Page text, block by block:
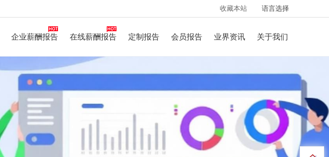
收藏本站 语言选择
企业薪酬报告 在线薪酬报告 定制报告 会员报告 业界资讯 关于我们